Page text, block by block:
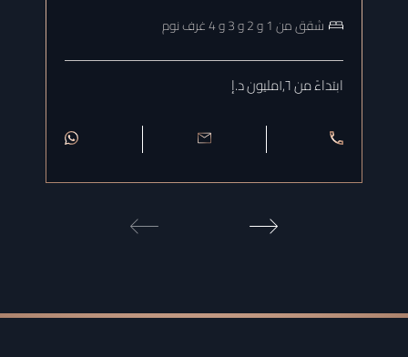
شقق من 1 و 2 و 3 و 4 غرف نوم
ابتداءً من ١٫٦مليون د.إ